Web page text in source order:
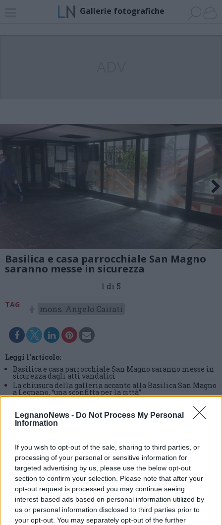
LegnanoNews - Do Not Process My Personal
Information
If you wish to opt-out of the sale, sharing to third parties, or
processing of your personal or sensitive information for
targeted advertising by us, please use the below opt-out
section to confirm your selection. Please note that after your
opt-out request is processed you may continue seeing
interest-based ads based on personal information utilized by
us or personal information disclosed to third parties prior to
your opt-out. You may separately opt-out of the further
Gallerie fotografiche
Basilica e casa parrocchiale San Magno
saranno messe in sicurezza
1 di 5
TAG mons. Angelo Cairati
Leggi l'articolo:
Basilica e casa parrocchiale San Magno saranno messe in
sicurezza dagli atti vandalici
La chiusura della galleria accanto alla Basilica San Magno
a Legnano, “una sconfitta per la città”